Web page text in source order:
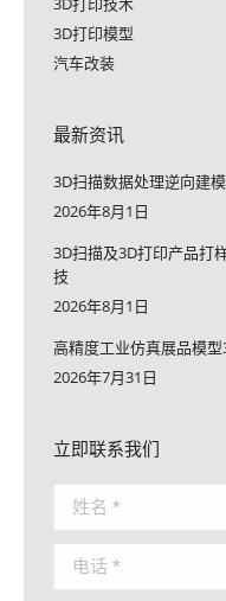
3D打印模型
汽车改装
最新资讯
3D扫描数据处理逆向建
2026年8月1日
3D扫描及3D打印产品打
技
2026年8月1日
高精度工业仿真展品模
2026年7月31日
立即联系我们
姓名 *
电话 *